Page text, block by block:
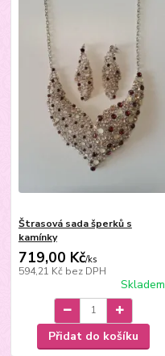
Štrasová sada šperků s
kamínky
719,00 Kč/ks
594,21 Kč bez DPH
Skladem
Přidat do košíku